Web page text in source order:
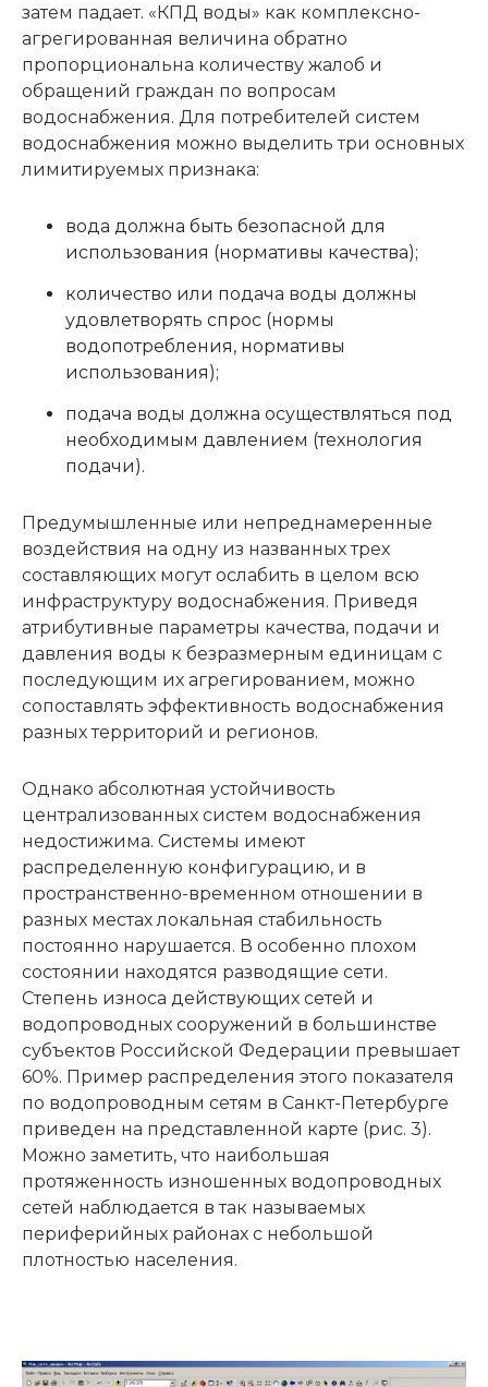
затем падает. «КПД воды» как комплексно-
агрегированная величина обратно
пропорциональна количеству жалоб и
обращений граждан по вопросам
водоснабжения. Для потребителей систем
водоснабжения можно выделить три основных
лимитируемых признака:
вода должна быть безопасной для
использования (нормативы качества);
количество или подача воды должны
удовлетворять спрос (нормы
водопотребления, нормативы
использования);
подача воды должна осуществляться под
необходимым давлением (технология
подачи).
Предумышленные или непреднамеренные
воздействия на одну из названных трех
составляющих могут ослабить в целом всю
инфраструктуру водоснабжения. Приведя
атрибутивные параметры качества, подачи и
давления воды к безразмерным единицам с
последующим их агрегированием, можно
сопоставлять эффективность водоснабжения
разных территорий и регионов.
Однако абсолютная устойчивость
централизованных систем водоснабжения
недостижима. Системы имеют
распределенную конфигурацию, и в
пространственно-временном отношении в
разных местах локальная стабильность
постоянно нарушается. В особенно плохом
состоянии находятся разводящие сети.
Степень износа действующих сетей и
водопроводных сооружений в большинстве
субъектов Российской Федерации превышает
60%. Пример распределения этого показателя
по водопроводным сетям в Санкт-Петербурге
приведен на представленной карте (рис. 3).
Можно заметить, что наибольшая
протяженность изношенных водопроводных
сетей наблюдается в так называемых
периферийных районах с небольшой
плотностью населения.